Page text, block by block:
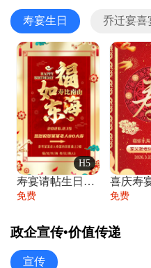
寿宴生日 乔迁宴喜
H5
寿宴请帖生日宴邀请函老人寿星生日快乐祝寿
免费 免费
政企宣传•价值传递
宣传